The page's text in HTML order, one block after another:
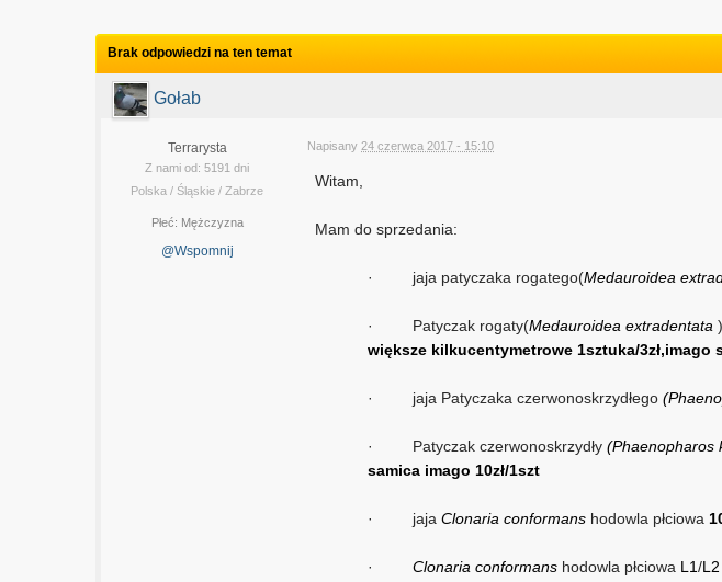
Brak odpowiedzi na ten temat
Gołab
Terrarysta
Z nami od: 5191 dni
Polska / Śląskie / Zabrze
Płeć: Mężczyzna
@Wspomnij
Napisany 24 czerwca 2017 - 15:10
Witam,
Mam do sprzedania:
· jaja patyczaka rogatego(Medauroidea
· Patyczak rogaty(Medauroidea extradentata
większe kilkucentymetrowe 1sztuka/3zł,imago
· jaja Patyczaka czerwonoskrzydłego
· Patyczak czerwonoskrzydły(Phaenopharos
samica imago 10zł/1szt
· jajaClonaria conformans hodowla płciowa
· Clonaria conformans hodowla płciowa L1/L2